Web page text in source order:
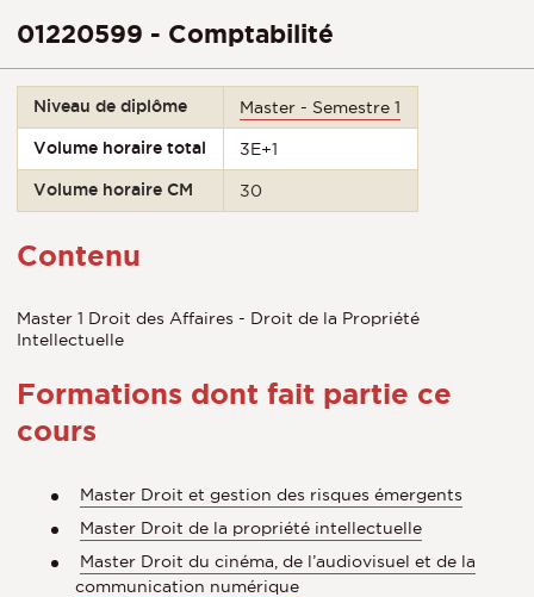
01220599 - Comptabilité
Niveau de diplôme Master - Semestre 1
Volume horaire total 3E+1
Volume horaire CM 30
Contenu
Master 1 Droit des Affaires - Droit de la Propriété
Intellectuelle
Formations dont fait partie ce
cours
Master Droit et gestion des risques émergents
Master Droit de la propriété intellectuelle
Master Droit du cinéma, de l’audiovisuel et de la
communication numérique